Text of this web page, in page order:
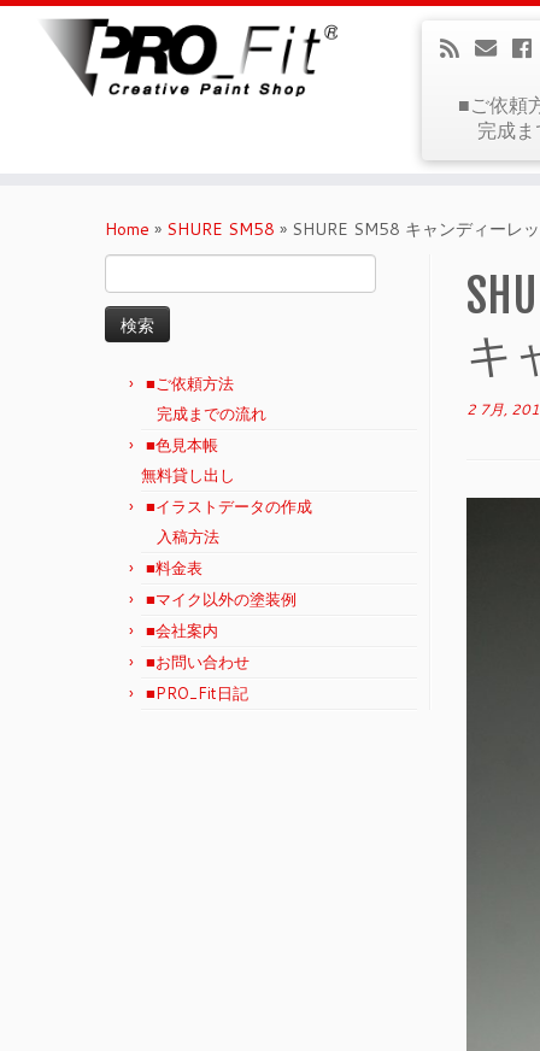
■ご依頼
完成
Home » SHURE SM58 » SHURE SM58 キャンディーレ
索:
■ご依頼方法
完成までの流れ
■色見本帳
無料貸し出し
■イラストデータの作成
入稿方法
■料金表
■マイク以外の塗装例
■会社案内
■お問い合わせ
■PRO_Fit日記
キ
2 7月,